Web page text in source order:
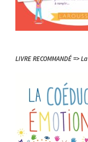
LIVRE RECOMMANDÉ